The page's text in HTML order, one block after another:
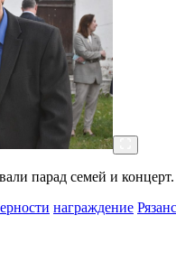
парад семей и концерт.
награждение